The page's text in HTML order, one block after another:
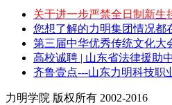
关于进一步严禁全日制新生
您想了解的力明集团情况都
第三届中华优秀传统文化大
高校诚聘 | 山东省法律援助
齐鲁壹点---山东力明科技职
力明学院 版权所有 2002-2016